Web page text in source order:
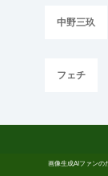
中野三玖
フェチ
画像生成AIファンの